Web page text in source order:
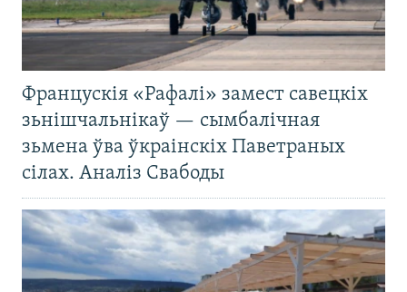
Францускія «Рафалі» замест савецкіх
зьнішчальнікаў — сымбалічная
зьмена ўва ўкраінскіх Паветраных
сілах. Аналіз Свабоды